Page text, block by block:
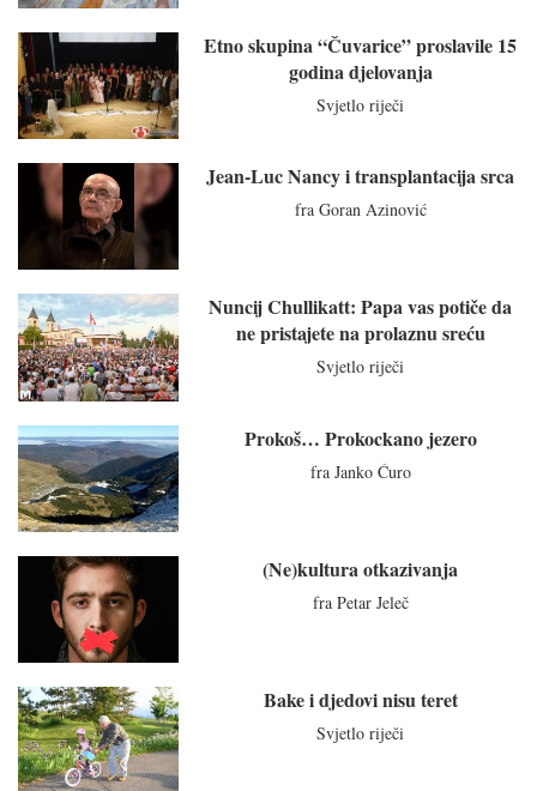
Etno skupina “Čuvarice” proslavile 15
godina djelovanja
Svjetlo riječi
Jean-Luc Nancy i transplantacija srca
fra Goran Azinović
Nuncij Chullikatt: Papa vas potiče da
ne pristajete na prolaznu sreću
Svjetlo riječi
Prokoš… Prokockano jezero
fra Janko Ćuro
(Ne)kultura otkazivanja
fra Petar Jeleč
Bake i djedovi nisu teret
Svjetlo riječi